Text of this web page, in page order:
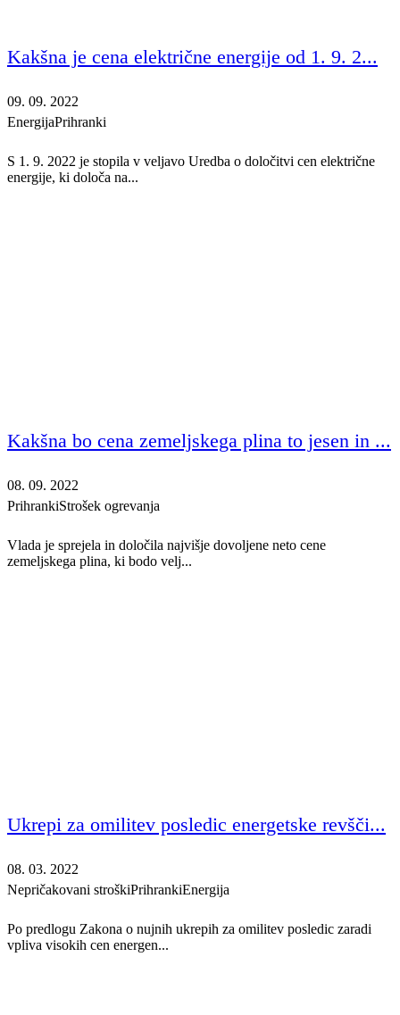
Kakšna je cena električne energije od 1. 9. 2...
09. 09. 2022
EnergijaPrihranki
S 1. 9. 2022 je stopila v veljavo Uredba o določitvi cen električne
energije, ki določa na...
Kakšna bo cena zemeljskega plina to jesen in ...
08. 09. 2022
PrihrankiStrošek ogrevanja
Vlada je sprejela in določila najvišje dovoljene neto cene
zemeljskega plina, ki bodo velj...
Ukrepi za omilitev posledic energetske revšči...
08. 03. 2022
Nepričakovani stroškiPrihrankiEnergija
Po predlogu Zakona o nujnih ukrepih za omilitev posledic zaradi
vpliva visokih cen energen...